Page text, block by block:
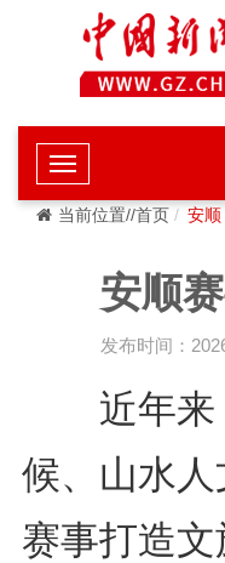
当前位置//首页 安顺
安顺
发布时间：
近年来
候、山水
赛事打造